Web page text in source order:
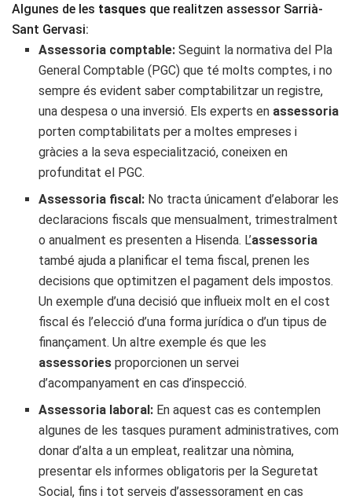
Algunes de les tasques que realitzen assessor Sarrià-
Sant Gervasi:
Assessoria comptable:Seguint la normativa del Pla
General Comptable (PGC) que té molts comptes, i no
sempre és evident saber comptabilitzar un registre,
una despesa o una inversió. Els experts en assessoria
porten comptabilitats per a moltes empreses i
gràcies a la seva especialització, coneixen en
profunditat el PGC.
Assessoria fiscal: No tracta únicament d’elaborar les
declaracions fiscals que mensualment, trimestralment
o anualment es presenten a Hisenda. L’assessoria
també ajuda a planificar el tema fiscal, prenen les
decisions que optimitzen el pagament dels impostos.
Un exemple d’una decisió que influeix molt en el cost
fiscal és l’elecció d’una forma jurídica o d’un tipus de
finançament. Un altre exemple és que les
assessoriesproporcionen un servei
d’acompanyament en cas d’inspecció.
Assessoria laboral: En aquest cas es contemplen
algunes de les tasques purament administratives, com
donar d’alta a un empleat, realitzar una nòmina,
presentar els informes obligatoris per la Seguretat
Social, fins i tot serveis d’assessorament en cas